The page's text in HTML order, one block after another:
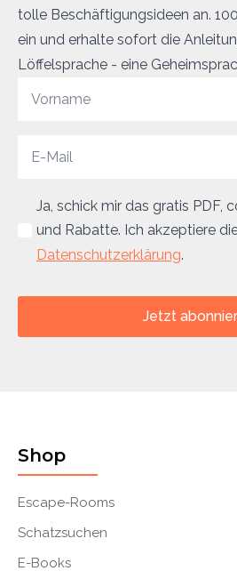
tolle Beschäftigungsideen an.
ein und erhalte sofort die
Löffelsprache - eine
Ja, schick mir das gratis PDF,
und Rabatte. Ich akzeptiere
Datenschutzerklärung.
Jetzt
Shop
Escape-Rooms
Schatzsuchen
E-Books